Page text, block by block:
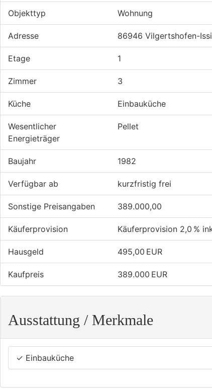
Objekttyp Wohnung
Adresse 86946 Vilgertshofen-
Etage 1
Zimmer 3
Küche Einbauküche
Wesentlicher
Energieträger
Pellet
Baujahr 1982
Verfügbar ab kurzfristig frei
Sonstige Preisangaben 389.000,00
Käufer­provision Käuferprovision 2,0 %
Hausgeld 495,00 EUR
Kaufpreis 389.000 EUR
Ausstattung / Merkmale
✓ Einbauküche